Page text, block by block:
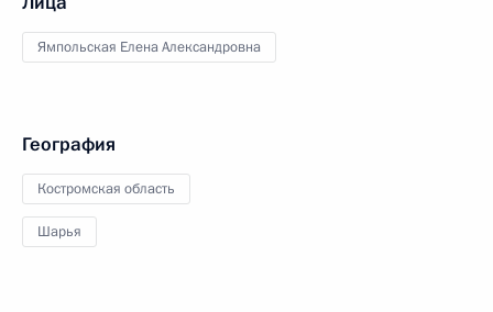
Ямпольская Елена Александровна
География
Костромская область
Шарья